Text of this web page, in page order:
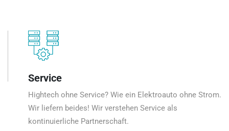
Service
Hightech ohne Service? Wie ein Elektroauto ohne Strom.
Wir liefern beides! Wir verstehen Service als
kontinuierliche Partnerschaft.